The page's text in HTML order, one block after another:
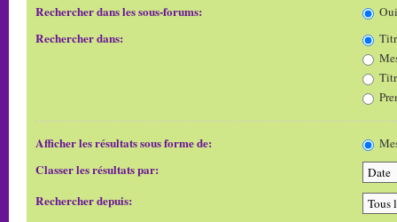
Rechercher dans les sous-forums: Oui
Rechercher dans:
Afficher les résultats sous forme de:
Classer les résultats par:
Rechercher depuis: